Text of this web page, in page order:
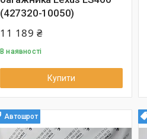
(427320-10050)
11 189 ₴
В наявності
Купити
Автошрот